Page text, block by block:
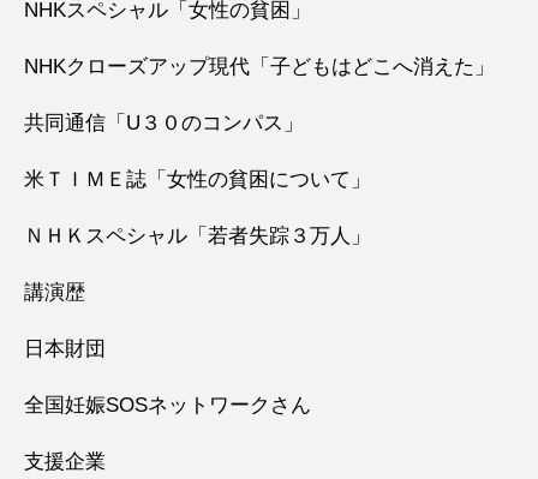
NHKスペシャル「女性の貧困」
NHKクローズアップ現代「子どもはどこへ消えた」
共同通信「U３０のコンパス」
米ＴＩＭＥ誌「女性の貧困について」
ＮＨＫスペシャル「若者失踪３万人」
講演歴
日本財団
全国妊娠SOSネットワークさん
支援企業